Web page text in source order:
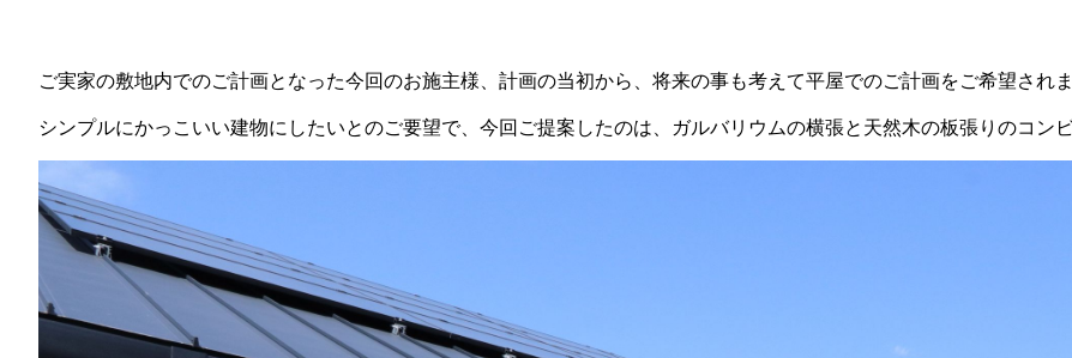
ご実家の敷地内でのご計画となった今回のお施主様、計画の当初から、将来の事も考えて平屋でのご計画をご希望されま
シンプルにかっこいい建物にしたいとのご要望で、今回ご提案したのは、ガルバリウムの横張と天然木の板張りのコン